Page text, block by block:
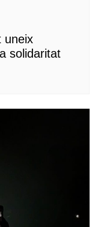
uneix
solidaritat